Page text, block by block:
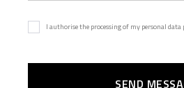
I authorise the processing of my personal